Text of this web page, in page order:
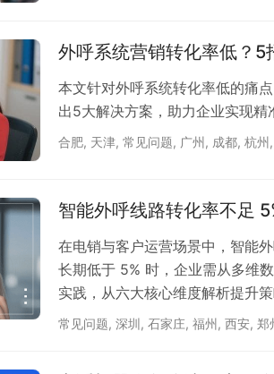
外呼系统营销转化率低？5
本文针对外呼系统转化率低的痛
出5大解决方案，助力企业实现精
合肥, 天津, 常见问题, 广州, 成都, 杭州,
智能外呼线路转化率不足
在电销与客户运营场景中，智能
长期低于 5% 时，企业需从多维
实践，从六大核心维度解析提升
度：奠定转化基础 智能外呼线路
常见问题, 深圳, 石家庄, 福州, 西安, 郑